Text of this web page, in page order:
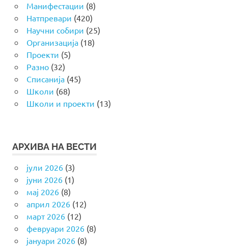
Манифестации (8)
Натпревари (420)
Научни собири (25)
Организација(18)
Проекти (5)
Разно(32)
Списанија(45)
Школи (68)
Школи и проекти (13)
АРХИВА НА ВЕСТИ
јули 2026(3)
јуни 2026(1)
мај 2026(8)
април 2026(12)
март 2026(12)
февруари 2026(8)
јануари 2026(8)